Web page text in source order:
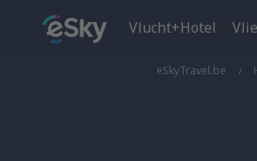
Vlucht+Hotel
eSkyTravel.be